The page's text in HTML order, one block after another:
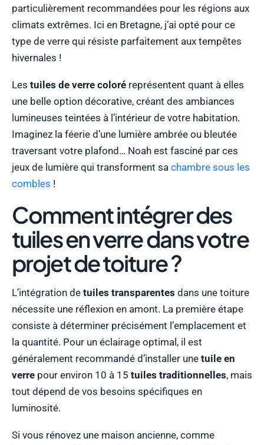
particulièrement recommandées pour les régions aux
climats extrêmes. Ici en Bretagne, j’ai opté pour ce
type de verre qui résiste parfaitement aux tempêtes
hivernales !
Les tuiles de verre coloré représentent quant à elles
une belle option décorative, créant des ambiances
lumineuses teintées à l’intérieur de votre habitation.
Imaginez la féerie d’une lumière ambrée ou bleutée
traversant votre plafond… Noah est fasciné par ces
jeux de lumière qui transforment sa chambre sous les
combles !
Comment intégrer des
tuiles en verre dans votre
projet de toiture ?
L’intégration de tuiles transparentes dans une toiture
nécessite une réflexion en amont. La première étape
consiste à déterminer précisément l’emplacement et
la quantité. Pour un éclairage optimal, il est
généralement recommandé d’installer une tuile en
verre pour environ 10 à 15 tuiles traditionnelles, mais
tout dépend de vos besoins spécifiques en
luminosité.
Si vous rénovez une maison ancienne, comme